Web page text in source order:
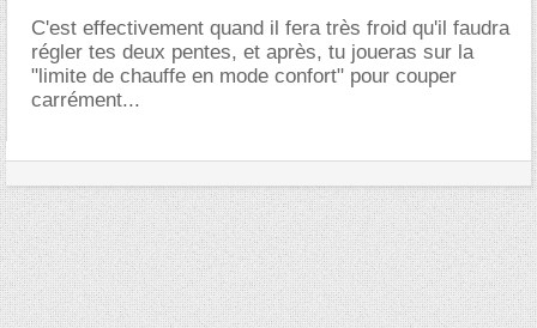
C'est effectivement quand il fera très froid qu'il faudra
régler tes deux pentes, et après, tu joueras sur la
"limite de chauffe en mode confort" pour couper
carrément...